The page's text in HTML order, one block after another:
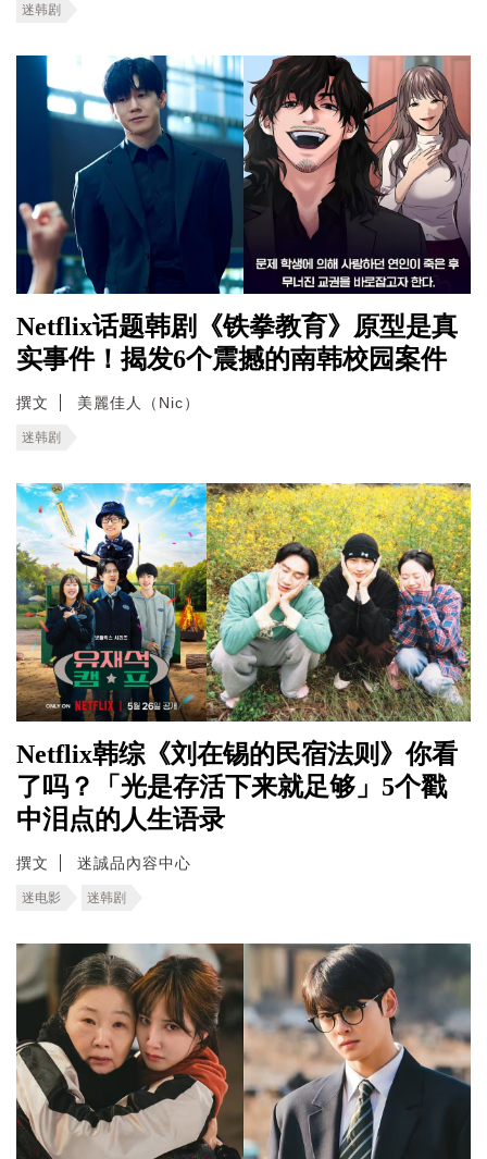
迷韩剧
Netflix话题韩剧《铁拳教育》原型是真
实事件！揭发6个震撼的南韩校园案件
撰文 美麗佳人（Nic）
迷韩剧
Netflix韩综《刘在锡的民宿法则》你看
了吗？「光是存活下来就足够」5个戳
中泪点的人生语录
撰文 迷誠品內容中心
迷电影 迷韩剧